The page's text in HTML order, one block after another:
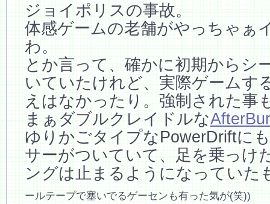
ジョイポリスの事故。
体感ゲームの老舗がやっちゃぁ
わ。
とか言って、確かに初期からシ
いていたけれど、実際ゲームす
えはなかったり。強制された事
まぁダブルクレイドルな
ゆりかごタイプなPowerDriftに
サーがついていて、足を乗っけ
ングは止まるようになっていた
ールテープで塞いでるゲーセンも有った気が(笑))